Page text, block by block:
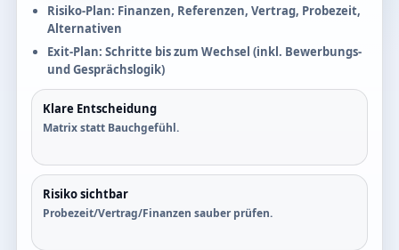
Risiko-Plan: Finanzen, Referenzen, Vertrag, Probezeit,
Alternativen
Exit-Plan: Schritte bis zum Wechsel (inkl. Bewerbungs-
und Gesprächslogik)
Klare Entscheidung
Matrix statt Bauchgefühl.
Risiko sichtbar
Probezeit/Vertrag/Finanzen sauber prüfen.